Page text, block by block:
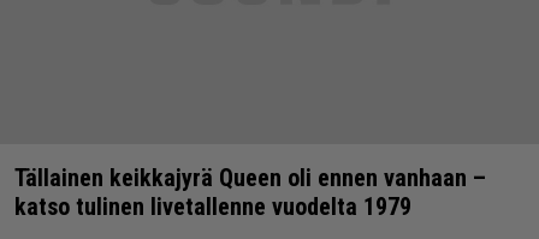
Tällainen keikkajyrä Queen oli ennen vanhaan –
katso tulinen livetallenne vuodelta 1979